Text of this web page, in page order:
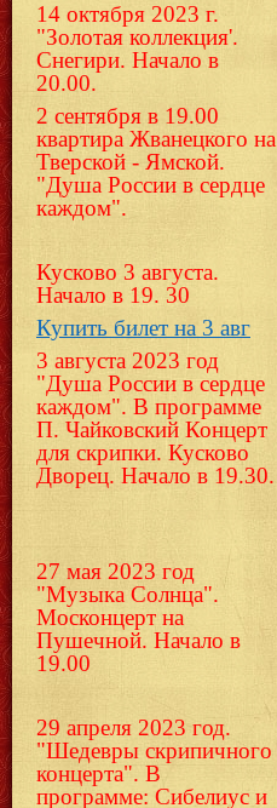
14 октября 2023 г.
"Золотая коллекция'.
Снегири. Начало в
20.00.
2 сентября в 19.00
квартира Жванецкого на
Тверской - Ямской.
"Душа России в сердце
каждом".
Кусково 3 августа.
Начало в 19. 30
Купить билет на 3 авг
3 августа 2023 год
"Душа России в сердце
каждом". В программе
П. Чайковский Концерт
для скрипки. Кусково
Дворец. Начало в 19.30.
27 мая 2023 год
"Музыка Солнца".
Москонцерт на
Пушечной. Начало в
19.00
29 апреля 2023 год.
"Шедевры скрипичного
концерта". В
программе: Сибелиус и